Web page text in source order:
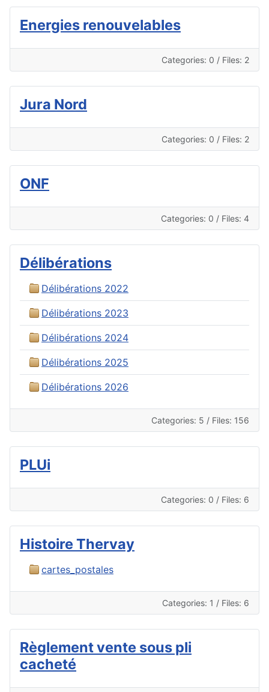
Energies renouvelables
Categories: 0 / Files: 2
Jura Nord
Categories: 0 / Files: 2
ONF
Categories: 0 / Files: 4
Délibérations
Délibérations 2022
Délibérations 2023
Délibérations 2024
Délibérations 2025
Délibérations 2026
Categories: 5 / Files: 156
PLUi
Categories: 0 / Files: 6
Histoire Thervay
cartes_postales
Categories: 1 / Files: 6
Règlement vente sous pli
cacheté